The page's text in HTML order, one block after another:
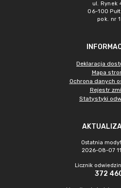
ul. Rynek
06-100
pok. nr 1
Deklaracja
Mapa
Ochrona danych
Rejestr
Statystyki
Ostatnia
2026-08-07
Licznik
372